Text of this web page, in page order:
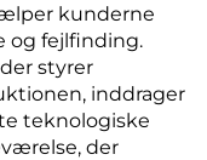
kunderne
og fejlfinding.
styrer
inddrager
teknologiske
der